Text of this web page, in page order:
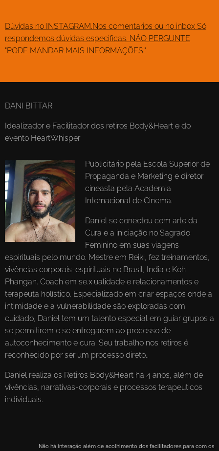
Dúvidas no INSTAGRAM.Nos comentarios ou no inbox Só
respondemos dúvidas especificas. NÃO PERGUNTE
"PODE MANDAR MAIS INFORMAÇÕES."
DANI BITTAR
Idealizador e Facilitador dos retiros Body&Heart e do
evento HeartWhisper
Publicitário pela Escola Superior de
Propaganda e Marketing e diretor
cineasta pela Academia
Internacional de Cinema.
Daniel se conectou com arte da
Cura e a iniciação no Sagrado
Feminino em suas viagens
espirituais pelo mundo. Mestre em Reiki, fez treinamentos,
vivências corporais-espirituais no Brasil, India e Koh
Phangan. Coach em se.x.ualidade e relacionamentos e
terapeuta holístico. Especializado em criar espaços onde a
intimidade e a vulnerabilidade são exploradas com
cuidado, Daniel tem um talento especial em guiar grupos a
se permitirem e se entregarem ao processo de
autoconhecimento e cura. Seu trabalho nos retiros é
reconhecido por ser um processo direto..
Daniel realiza os Retiros Body&Heart há 4 anos, além de
vivências, narrativas-corporais e processos terapeuticos
individuais.
Não há interação além de acolhimento dos facilitadores para com os